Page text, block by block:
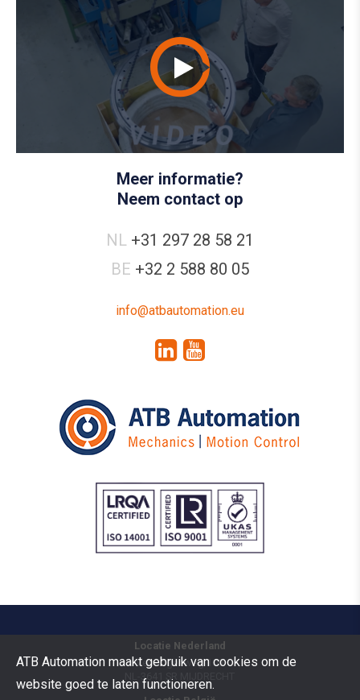
Meer informatie?
Neem contact op
NL +31 297 28 58 21
BE +32 2 588 80 05
info@atbautomation.eu
Locatie Nederland
Vermogenweg 109
NL-3641 SR
ATB Automation maakt gebruik van cookies om de
website goed te laten functioneren.